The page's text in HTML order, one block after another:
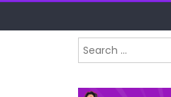
Search for: